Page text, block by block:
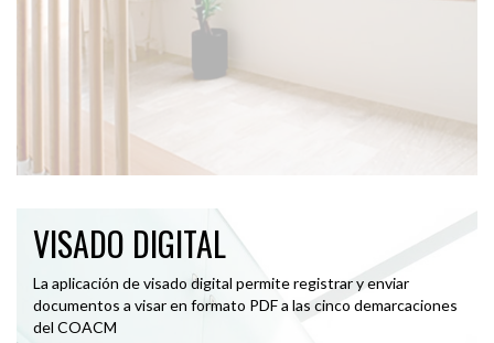
VISADO DIGITAL
La aplicación de visado digital permite registrar y enviar
documentos a visar en formato PDF a las cinco demarcaciones
del COACM